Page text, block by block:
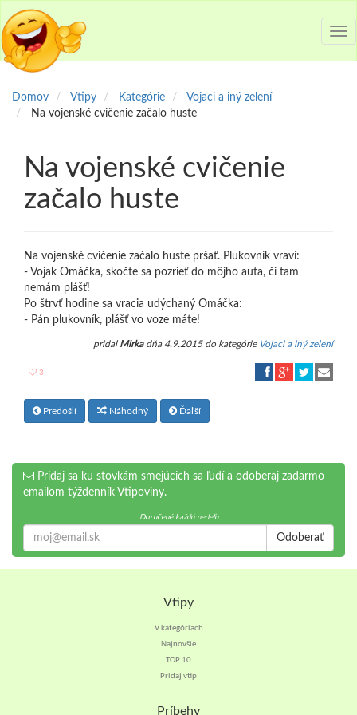
Domov Vtipy Kategórie
Vojaci a iný zelení
Na vojenské cvičenie začalo huste
Na vojenské cvičenie
začalo huste
Na vojenské cvičenie začalo huste pršať. Plukovník vraví:
- Vojak Omáčka, skočte sa pozrieť do môjho auta, či tam
nemám plášť!
Po štrvť hodine sa vracia udýchaný Omáčka:
- Pán plukovník, plášť vo voze máte!
pridal Mirkadňa 4.9.2015 do kategórie Vojaci a iný zelení
3
Predošlí Náhodný Ďaľší
Pridaj sa ku stovkám smejúcich sa ľudí a odoberaj zadarmo
emailom týždenník Vtipoviny.
Doručené každú nedeľu
Odoberať
Vtipy
V kategóriach
Najnovšie
TOP 10
Pridaj vtip
Príbehy